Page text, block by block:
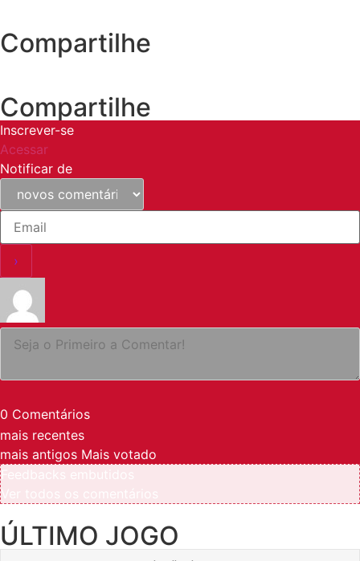
Compartilhe
Compartilhe
Inscrever-se
Acessar
Notificar de
0 Comentários
mais recentes
mais antigos Mais votado
ÚLTIMO JOGO